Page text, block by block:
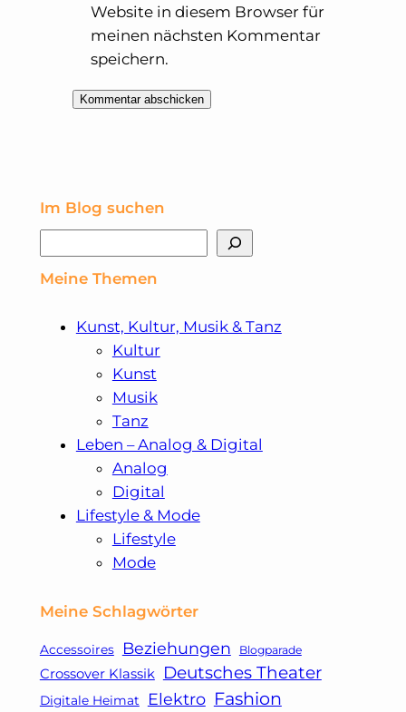
Website in diesem Browser für
meinen nächsten Kommentar
speichern.
Im Blog suchen
Meine Themen
Kunst, Kultur, Musik & Tanz
Kultur
Kunst
Musik
Tanz
Leben – Analog & Digital
Analog
Digital
Lifestyle & Mode
Lifestyle
Mode
Meine Schlagwörter
Accessoires Beziehungen Blogparade
Crossover Klassik Deutsches Theater
Digitale Heimat Elektro Fashion